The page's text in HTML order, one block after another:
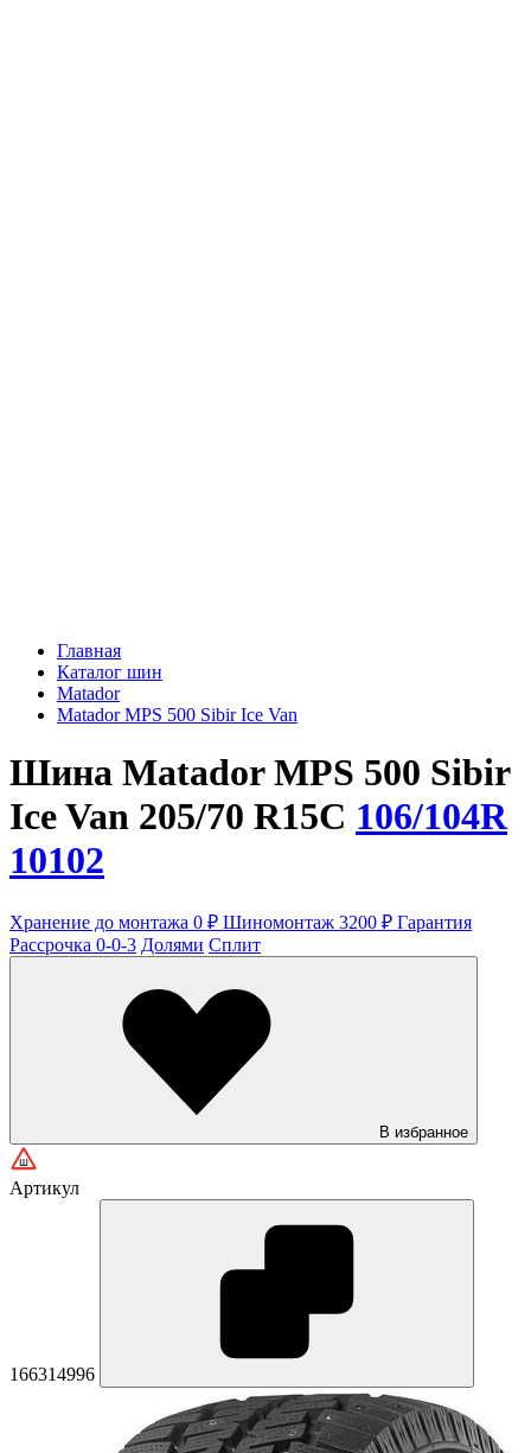
Главная
Каталог шин
Matador
Matador MPS 500 Sibir Ice Van
Шина Matador MPS 500 Sibir
Ice Van 205/70 R15C 106/104R
10102
Хранение до монтажа 0 ₽ Шиномонтаж 3200 ₽ Гарантия
Рассрочка 0-0-3 Долями Сплит
В избранное
Артикул
166314996